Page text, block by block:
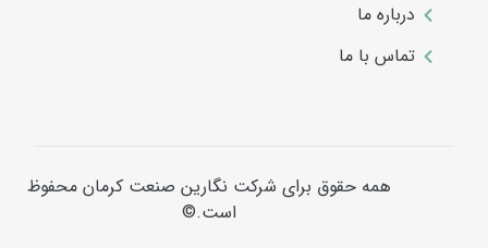
درباره ما
تماس با ما
همه حقوق برای شرکت نگارین صنعت کرمان محفوظ
است.©